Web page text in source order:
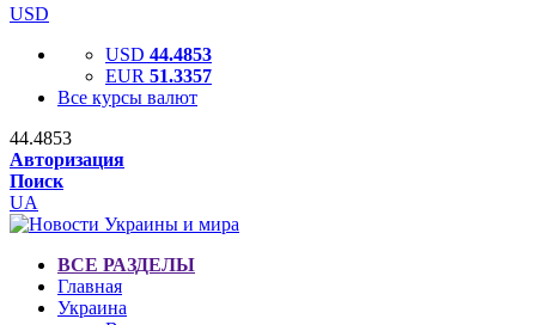
USD
USD 44.4853
EUR 51.3357
Все курсы валют
44.4853
Авторизация
Поиск
UA
ВСЕ РАЗДЕЛЫ
Главная
Украина